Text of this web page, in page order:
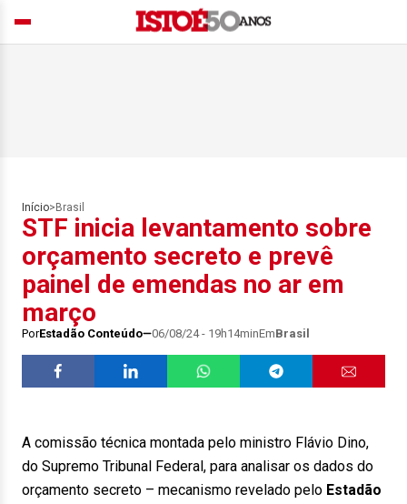
Início> Brasil
STF inicia levantamento sobre
orçamento secreto e prevê
painel de emendas no ar em
março
PorEstadão Conteúdo 06/08/24 - 19h14minEmBrasil
A comissão técnica montada pelo ministro Flávio Dino,
do Supremo Tribunal Federal, para analisar os dados do
orçamento secreto – mecanismo revelado pelo Estadão